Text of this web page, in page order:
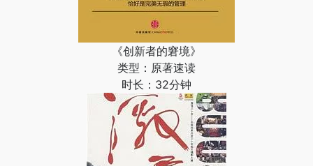
《创新者的窘境》
类型：原著速读
时长：32分钟